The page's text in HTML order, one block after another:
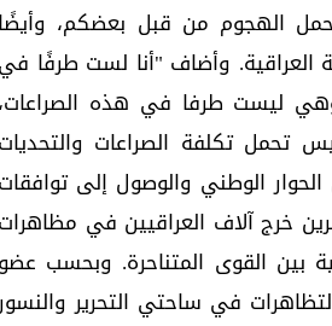
الهجوم من قبل بعضكم، وأيضًا
العراقية. وأضاف "أنا لست طرفًا في
وهي ليست طرفا في هذه الصراعات،
تحمل تكلفة الصراعات والتحديات
الوطني والوصول إلى توافقات
خرج آلاف العراقيين في مظاهرات
بين القوى المتناحرة. وبحسب عضو
في ساحتي التحرير